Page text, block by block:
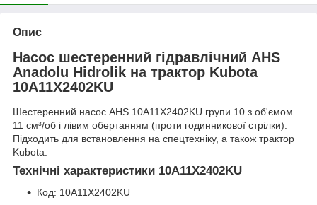
Опис
Насос шестеренний гідравлічний AHS
Anadolu Hidrolik на трактор Kubota
10A11X2402KU
Шестеренний насос AHS 10A11X2402KU групи 10 з об'ємом
11 см³/об і лівим обертанням (проти годинникової стрілки).
Підходить для встановлення на спецтехніку, а також трактор
Kubota.
Технічні характеристики 10A11X2402KU
Код: 10A11X2402KU